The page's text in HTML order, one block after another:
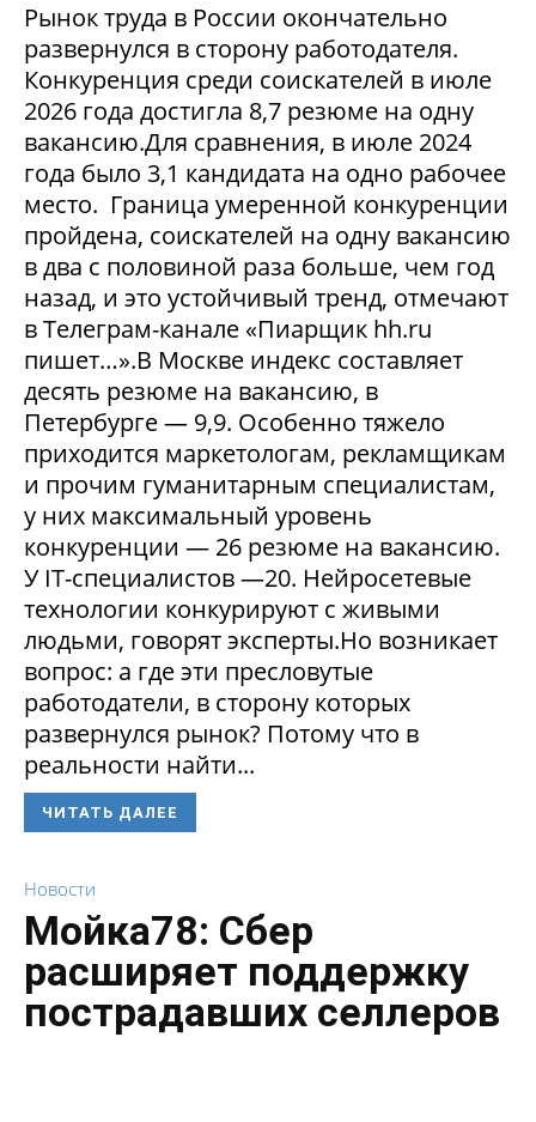
Рынок труда в России окончательно
развернулся в сторону работодателя.
Конкуренция среди соискателей в июле
2026 года достигла 8,7 резюме на одну
вакансию.Для сравнения, в июле 2024
года было 3,1 кандидата на одно рабочее
место. Граница умеренной конкуренции
пройдена, соискателей на одну вакансию
в два с половиной раза больше, чем год
назад, и это устойчивый тренд, отмечают
в Телеграм-канале «Пиарщик hh.ru
пишет…».В Москве индекс составляет
десять резюме на вакансию, в
Петербурге — 9,9. Особенно тяжело
приходится маркетологам, рекламщикам
и прочим гуманитарным специалистам,
у них максимальный уровень
конкуренции — 26 резюме на вакансию.
У IT-специалистов —20. Нейросетевые
технологии конкурируют с живыми
людьми, говорят эксперты.Но возникает
вопрос: а где эти пресловутые
работодатели, в сторону которых
развернулся рынок? Потому что в
реальности найти...
ЧИТАТЬ ДАЛЕЕ
Новости
Мойка78: Сбер
расширяет поддержку
пострадавших селлеров